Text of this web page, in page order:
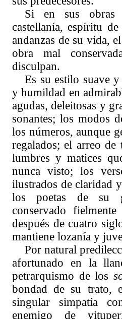
Si en sus obras
castellanía, espíritu
andanzas de su vida,
obra mal
disculpan.
Es su estilo suave
y humildad en
agudas, deleitosas y
sonantes; los modos
los números, aunque
regalados; el arreo de
lumbres y matices
nunca visto; los
ilustrados de claridad
los poetas de su
conservado
después de cuatro
mantiene lozanía y
Por natural
afortunado en la
petrarquismo de los
bondad de su trato,
singular simpatía
enemigo de